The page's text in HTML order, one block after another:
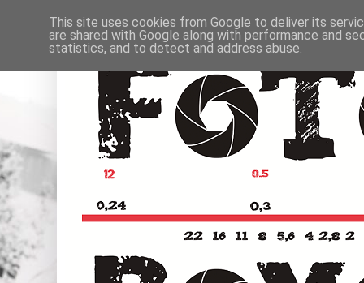
This site uses cookies from Google to deliver its
are shared with Google along with performance and
statistics, and to detect and address abuse.